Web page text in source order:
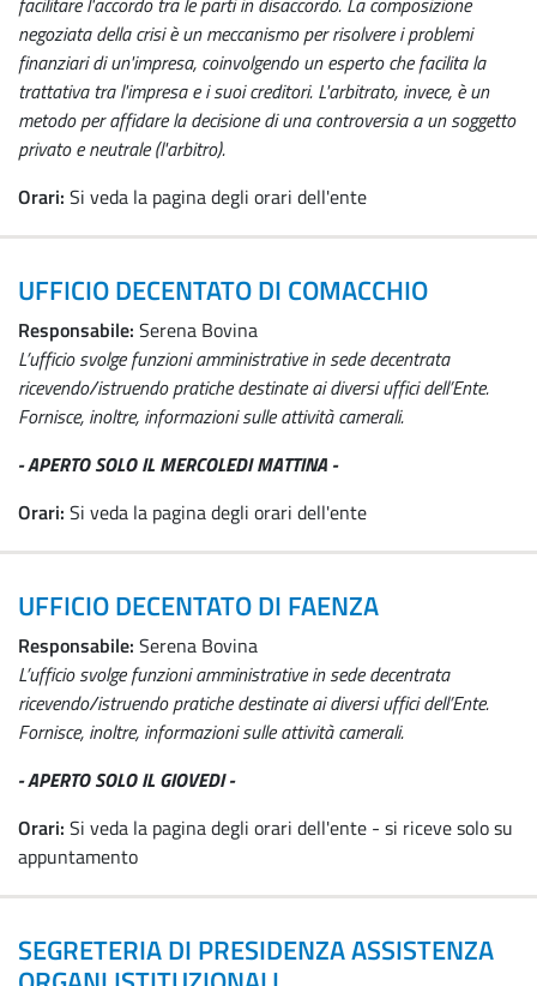
negoziata della crisi è un meccanismo per risolvere i problemi
finanziari di un'impresa, coinvolgendo un esperto che facilita la
trattativa tra l'impresa e i suoi creditori. L'arbitrato, invece, è un
metodo per affidare la decisione di una controversia a un soggetto
privato e neutrale (l'arbitro).
Orari: Si veda la pagina degli orari dell'ente
UFFICIO DECENTATO DI COMACCHIO
Responsabile: Serena Bovina
L’ufficio svolge funzioni amministrative in sede decentrata
ricevendo/istruendo pratiche destinate ai diversi uffici dell’Ente.
Fornisce, inoltre, informazioni sulle attività camerali.
- APERTO SOLO IL MERCOLEDI MATTINA -
Orari: Si veda la pagina degli orari dell'ente
UFFICIO DECENTATO DI FAENZA
Responsabile: Serena Bovina
L’ufficio svolge funzioni amministrative in sede decentrata
ricevendo/istruendo pratiche destinate ai diversi uffici dell’Ente.
Fornisce, inoltre, informazioni sulle attività camerali.
- APERTO SOLO IL GIOVEDI -
Orari: Si veda la pagina degli orari dell'ente - si riceve solo su
appuntamento
SEGRETERIA DI PRESIDENZA ASSISTENZA